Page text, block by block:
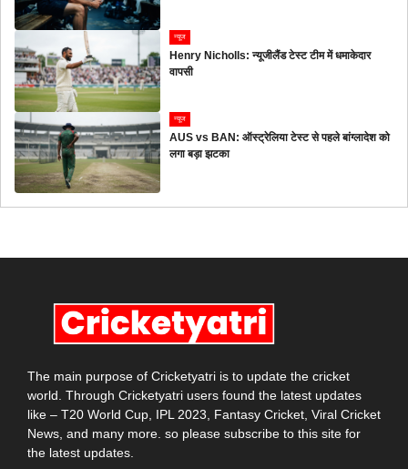
न्यूज
Henry Nicholls: न्यूजीलैंड टेस्ट टीम में धमाकेदार
वापसी
न्यूज
AUS vs BAN: ऑस्ट्रेलिया टेस्ट से पहले बांग्लादेश को
लगा बड़ा झटका
The main purpose of Cricketyatri is to update the cricket
world. Through Cricketyatri users found the latest updates
like – T20 World Cup, IPL 2023, Fantasy Cricket, Viral Cricket
News, and many more. so please subscribe to this site for
the latest updates.